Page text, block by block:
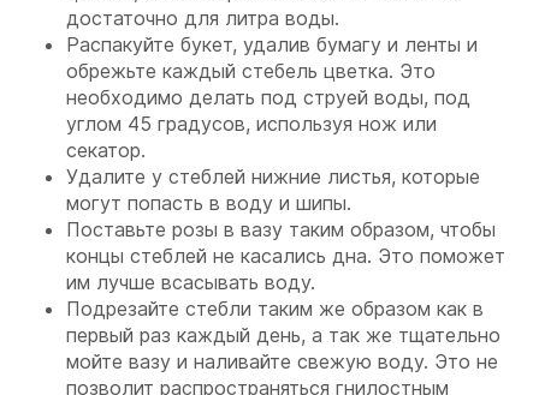
достаточно для литра воды.
Распакуйте букет, удалив бумагу и ленты и
обрежьте каждый стебель цветка. Это
необходимо делать под струей воды, под
углом 45 градусов, используя нож или
секатор.
Удалите у стеблей нижние листья, которые
могут попасть в воду и шипы.
Поставьте розы в вазу таким образом, чтобы
концы стеблей не касались дна. Это поможет
им лучше всасывать воду.
Подрезайте стебли таким же образом как в
первый раз каждый день, а так же тщательно
мойте вазу и наливайте свежую воду. Это не
позволит распространяться гнилостным